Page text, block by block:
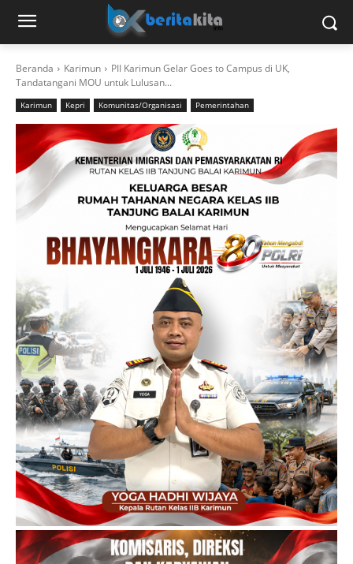
Beranda Karimun
PII Karimun Gelar Goes to Campus di UK,
Tandatangani MOU untuk Lulusan...
Karimun Kepri Komunitas/Organisasi Pemerintahan